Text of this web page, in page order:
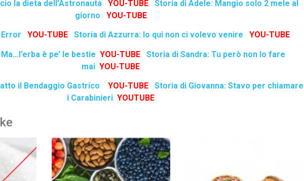
la dieta dell’Astronauta YOU-TUBE
Storia di Adele: Mangio solo 2 mele al
giorno
YOU-TUBE
YOU-TUBE Storia di Azzurra: Io qui non ci volevo venire YOU-TUBE
è pe’ le bestie YOU-TUBE
Storia di Sandra: Tu però non lo fare
mai YOU-TUBE
il Bendaggio Gastrico YOU-TUBE
Storia di Giovanna: Stavo per chiamare
i Carabinieri YOUTUBE